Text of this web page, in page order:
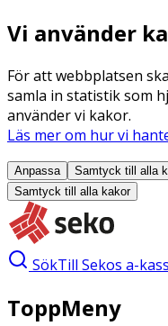
Vi använder
För att webbplatsen
samla in statistik som
använder vi kakor.
Läs mer om hur vi
Anpassa Samtyck till alla
Samtyck till alla kakor
SökTill Sekos a-
ToppMeny